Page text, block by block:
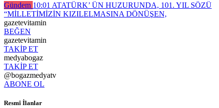
Gündem 10:01 ATATÜRK’ ÜN HUZURUNDA, 101. YIL SÖZÜ
“MİLLETİMİZİN KIZILELMASINA DÖNÜŞEN,
gazetevitamin
BEĞEN
gazetevitamin
TAKİP ET
medyabogaz
TAKİP ET
@bogazmedyatv
ABONE OL
Resmî İlanlar